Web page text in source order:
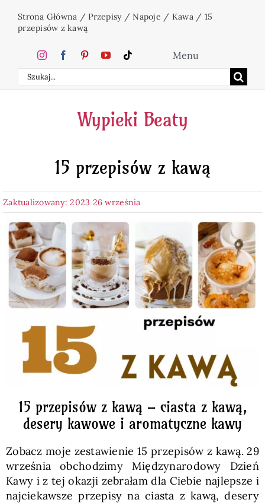
zawartości
Strona Główna /Przepisy/Napoje / Kawa/ 15
przepisów z kawą
Szukaj
Menu
Home
Ciasta
Desery
Napoje
Pieczywo
Przetwory
Posiłki
Zdrowo i fit
SKLEP
Wypieki Beaty
15 przepisów z kawą
Zaktualizowany: 2023 26 września
15 przepisów z kawą – ciasta z kawą,
desery kawowe i aromatyczne kawy
Zobacz moje zestawienie 15 przepisów z kawą. 29
września obchodzimy Międzynarodowy Dzień
Kawy i z tej okazji zebrałam dla Ciebie najlepsze i
najciekawsze przepisy na ciasta z kawą, desery